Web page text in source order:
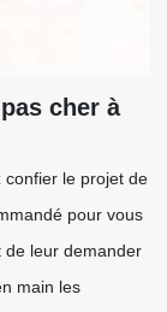
cher à
confier le projet de
pour vous
de leur demander
main les